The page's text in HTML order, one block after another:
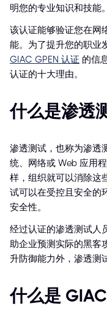
明您的专业知识和技能。
该认证能够验证您在网
能。为了提升您的职业
GIAC GPEN 认证 的信
认证的十大理由。
什么是渗透
渗透测试，也称为渗透
统、网络或 Web 应用
样，组织就可以消除这
试可以在受控且安全的
安全性。
经过认证的渗透测试人
助企业预测实际的黑客
升防御能力外，渗透测
什么是